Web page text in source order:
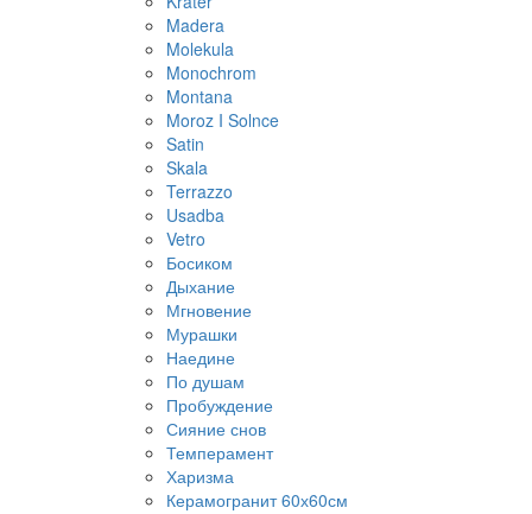
Madera
Molekula
Monochrom
Montana
Moroz I Solnce
Satin
Skala
Terrazzo
Usadba
Vetro
Босиком
Дыхание
Мгновение
Мурашки
Наедине
По душам
Пробуждение
Сияние снов
Темперамент
Харизма
Керамогранит 60х60см